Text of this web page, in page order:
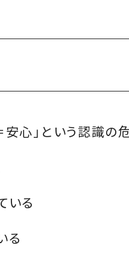
心」という認識の
いる
る